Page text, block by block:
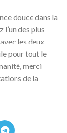
douce dans la
des plus
les deux
pour tout le
merci
de la